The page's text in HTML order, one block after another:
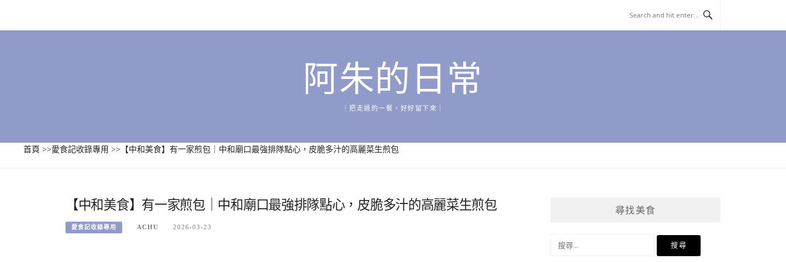
content
阿朱的日常
｜把走過的一餐，好好留下來｜
首頁 >>愛食記收錄專用 >> 【中和美食】有一家煎包｜中和廟口最強排隊點心，皮脆多汁的高麗菜生煎包
【中和美食】有一家煎包｜中和廟口最強排隊點心，皮脆多汁的高麗菜生煎包
愛食記收錄專用 ACHU 2026-03-23
尋找美食